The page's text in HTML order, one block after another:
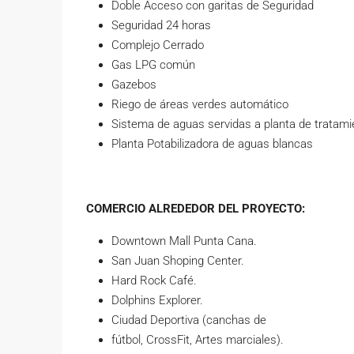
Doble Acceso con garitas de Seguridad
Seguridad 24 horas
Complejo Cerrado
Gas LPG común
Gazebos
Riego de áreas verdes automático
Sistema de aguas servidas a planta de
Planta Potabilizadora de aguas blancas
COMERCIO ALREDEDOR DEL PROYECTO:
Downtown Mall Punta Cana.
San Juan Shoping Center.
Hard Rock Café.
Dolphins Explorer.
Ciudad Deportiva (canchas de
fútbol, CrossFit, Artes marciales).